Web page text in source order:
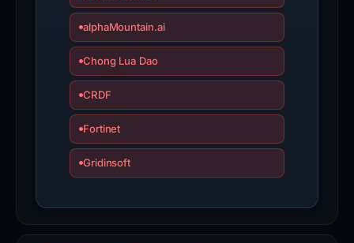
alphaMountain.ai
Chong Lua Dao
CRDF
Fortinet
Gridinsoft